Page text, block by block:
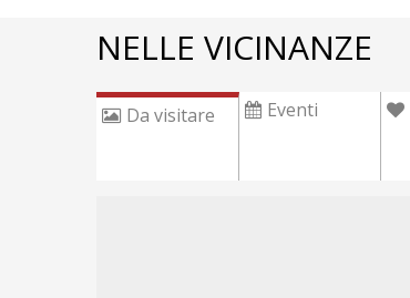
NELLE VICINANZE
Da visitare Eventi